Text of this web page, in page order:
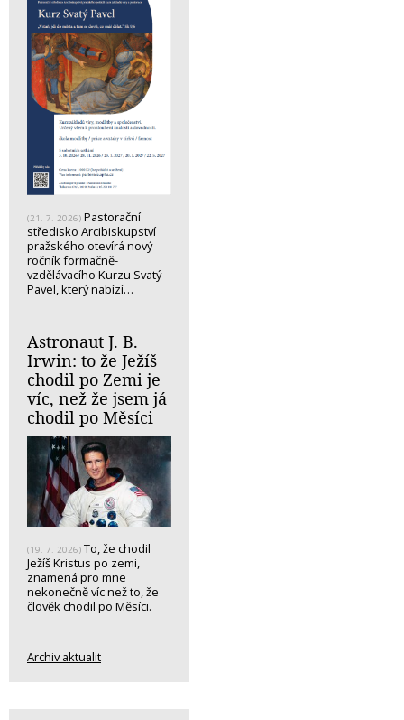
(21. 7. 2026) Pastorační
středisko Arcibiskupství
pražského otevírá nový
ročník formačně-
vzdělávacího Kurzu Svatý
Pavel, který nabízí…
Astronaut J. B.
Irwin: to že Ježíš
chodil po Zemi je
víc, než že jsem já
chodil po Měsíci
(19. 7. 2026) To, že chodil
Ježíš Kristus po zemi,
znamená pro mne
nekonečně víc než to, že
člověk chodil po Měsíci.
Archiv aktualit